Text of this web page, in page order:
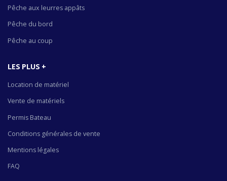
Pêche aux leurres appâts
Pêche du bord
Pêche au coup
LES PLUS +
Location de matériel
Vente de matériels
Permis Bateau
Conditions générales de vente
Mentions légales
FAQ